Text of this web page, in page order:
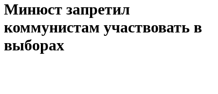
Минюст запретил
коммунистам участвовать в
выборах